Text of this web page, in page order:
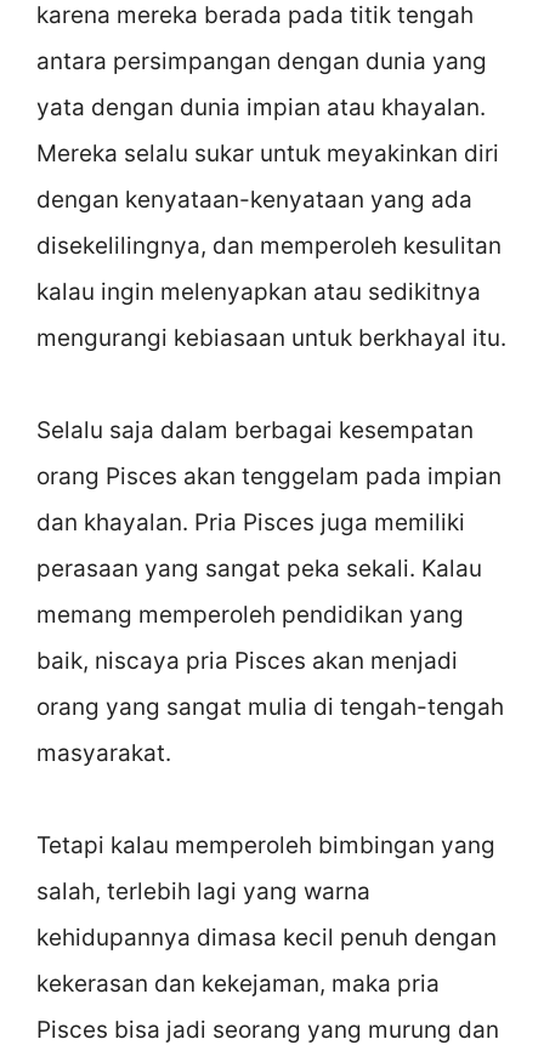
karena mereka berada pada titik tengah
antara persimpangan dengan dunia yang
yata dengan dunia impian atau khayalan.
Mereka selalu sukar untuk meyakinkan diri
dengan kenyataan-kenyataan yang ada
disekelilingnya, dan memperoleh kesulitan
kalau ingin melenyapkan atau sedikitnya
mengurangi kebiasaan untuk berkhayal itu.
Selalu saja dalam berbagai kesempatan
orang Pisces akan tenggelam pada impian
dan khayalan. Pria Pisces juga memiliki
perasaan yang sangat peka sekali. Kalau
memang memperoleh pendidikan yang
baik, niscaya pria Pisces akan menjadi
orang yang sangat mulia di tengah-tengah
masyarakat.
Tetapi kalau memperoleh bimbingan yang
salah, terlebih lagi yang warna
kehidupannya dimasa kecil penuh dengan
kekerasan dan kekejaman, maka pria
Pisces bisa jadi seorang yang murung dan